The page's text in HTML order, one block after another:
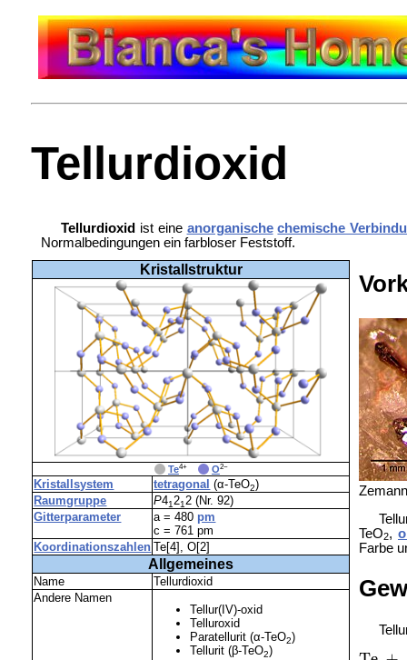
Tellurdioxid
Tellurdioxid ist eine anorganische chemische
Normalbedingungen ein farbloser Feststoff.
Kristallstruktur
Te4+ _ O2−
Kristallsystem tetragonal (α-TeO2)
Raumgruppe
P41212 (Nr. 92)
Gitterparameter
a = 480 pm
c = 761 pm
Koordinationszahlen Te[4], O[2]
Allgemeines
Name
Tellurdioxid
Andere Namen
Tellur(IV)-oxid
Telluroxid
Paratellurit (α-TeO2)
Tellurit (β-TeO2)
TeO2,
Farbe